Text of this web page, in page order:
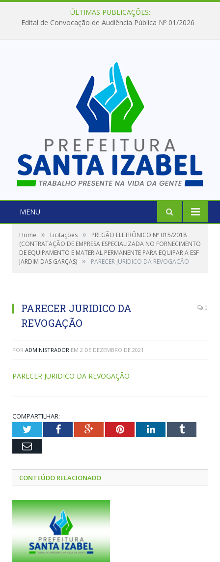
ÚLTIMAS PUBLICAÇÕES:
Edital de Convocação de Audiência Pública Nº 01/2026
MENU
Home » Licitações »
PREGÃO ELETRÔNICO Nº 015/2018
(CONTRATAÇÃO DE EMPRESA ESPECIALIZADA NO FORNECIMENTO
DE EQUIPAMENTO E MATERIAL PERMANENTE PARA EQUIPAR A ESF
JARDIM DAS GARÇAS) » PARECER JURIDICO DA REVOGAÇÃO
PARECER JURIDICO DA
REVOGAÇÃO
0
POR ADMINISTRADOR EM 2 DE DEZEMBRO DE 2021
PARECER JURIDICO DA REVOGAÇÃO
COMPARTILHAR:
TwitterFacebookGoogle+PinterestLinkedInTumblr
Email
CONTEÚDO RELACIONADO